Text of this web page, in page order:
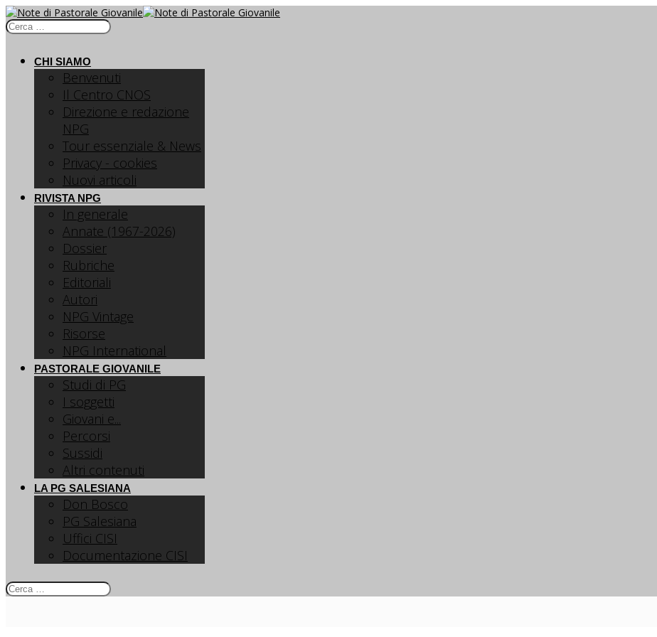
CHI SIAMO
Benvenuti
Il Centro CNOS
Direzione e redazione
NPG
Tour essenziale & News
Privacy - cookies
Nuovi articoli
RIVISTA NPG
In generale
Annate (1967-2026)
Dossier
Rubriche
Editoriali
Autori
NPG Vintage
Risorse
NPG International
PASTORALE GIOVANILE
Studi di PG
I soggetti
Giovani e...
Percorsi
Sussidi
Altri contenuti
LA PG SALESIANA
Don Bosco
PG Salesiana
Uffici CISI
Documentazione CISI